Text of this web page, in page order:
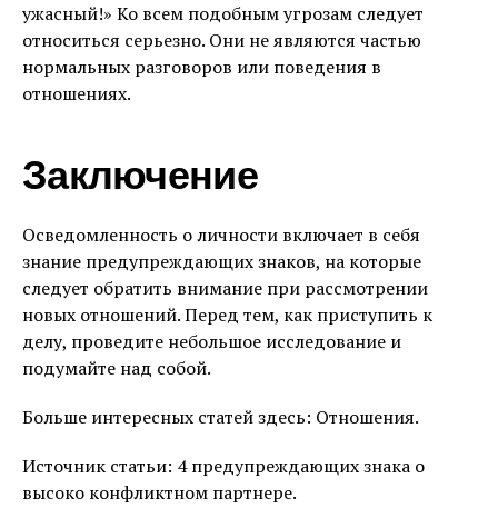
ужасный!» Ко всем подобным угрозам следует
относиться серьезно. Они не являются частью
нормальных разговоров или поведения в
отношениях.
Заключение
Осведомленность о личности включает в себя
знание предупреждающих знаков, на которые
следует обратить внимание при рассмотрении
новых отношений. Перед тем, как приступить к
делу, проведите небольшое исследование и
подумайте над собой.
Больше интересных статей здесь: Отношения.
Источник статьи: 4 предупреждающих знака о
высоко конфликтном партнере.